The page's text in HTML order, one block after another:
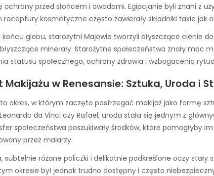
ochrony przed słońcem i owadami. Egipcjanie byli znani z
receptury kosmetyczne często zawierały składniki takie jak
globu, starożytni Majowie tworzyli błyszczące cienie
minerały. Starożytne społeczeństwa znały moc
statusu społecznego, ochrony zdrowia i wzbogacenia
Makijażu w Renesansie: Sztuka, Uroda i
okres, w którym zaczęto postrzegać makijaż jako formę
da Vinci czy Rafael, uroda stała się jednym z
społeczeństwa poszukiwały środków, które pomogłyby
przez malarzy.
subtelnie różane policzki i delikatnie podkreślone oczy stały
okresie był jednak trudno dostępny i często